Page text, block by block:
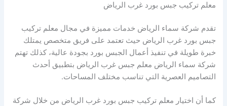
معلم تركيب جبس بورد غرب الرياض
تقدم شركة سماء الرياض خدمات مميزة في مجال معلم تركيب
جبس بورد غرب الرياض حيث تعتمد على فريق متخصص يمتلك
خبرة طويلة في تنفيذ أعمال الجبس بورد بجودة عالية، كذلك تهتم
شركة سماء الرياض معلم جبس غرب الرياض بتطبيق أحدث
التصاميم العصرية التي تناسب مختلف المساحات.
كما أن اختيار معلم تركيب جبس بورد غرب الرياض من خلال شركة